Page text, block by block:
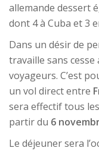
allemande dessert
dont 4 à Cuba et 3
Dans un désir de
travaille sans
voyageurs. C’est
un vol direct entre
sera effectif tous
partir du 6
Le déjeuner sera